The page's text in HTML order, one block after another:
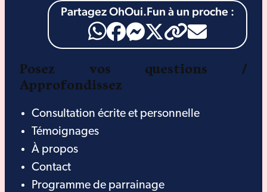
Partagez OhOui.Fun à un proche :
Posez vos questions /
Approfondissez
Consultation écrite et personnelle
Témoignages
À propos
Contact
Programme de parrainage